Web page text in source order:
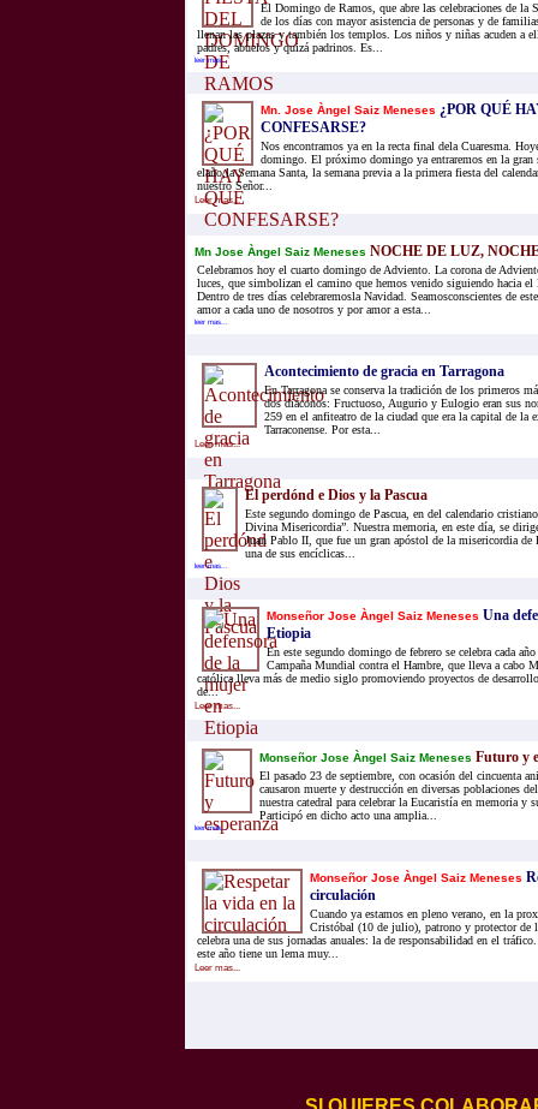
El Domingo de Ramos, que abre las celebraciones de la
de los días con mayor asistencia de personas y de
llenan las plazas y también los templos. Los niños y niñas acuden a
padres, abuelos y quizá padrinos. Es...
leer mas...
Mn. Jose Àngel Saiz Meneses ¿POR QUÉ
CONFESARSE?
Nos encontramos ya en la recta final dela Cuaresma.
domingo. El próximo domingo ya entraremos en la gran
elaño,la Semana Santa, la semana previa a la primera fiesta del
nuestro Señor...
Leer mas...
Mn Jose Àngel Saiz Meneses NOCHE DE LUZ,
Celebramos hoy el cuarto domingo de Adviento. La corona de
luces, que simbolizan el camino que hemos venido siguiendo hacia
Dentro de tres días celebraremosla Navidad. Seamosconscientes de
amor a cada uno de nosotros y por amor a esta...
leer mas...
Acontecimiento de gracia en Tarragona
En Tarragona se conserva la tradición de los primeros
dos diáconos: Fructuoso, Augurio y Eulogio eran sus
259 en el anfiteatro de la ciudad que era la capital de la
Tarraconense. Por esta...
Leer mas...
El perdónd e Dios y la Pascua
Este segundo domingo de Pascua, en del calendario
Divina Misericordia”. Nuestra memoria, en este día, se
Juan Pablo II, que fue un gran apóstol de la misericordia de
una de sus encíclicas...
leer mas...
Monseñor Jose Àngel Saiz Meneses Una
Etiopia
En este segundo domingo de febrero se celebra cada
Campaña Mundial contra el Hambre, que lleva a cabo
católica lleva más de medio siglo promoviendo proyectos de
de...
Leer mas...
Monseñor Jose Àngel Saiz Meneses Futuro y
El pasado 23 de septiembre, con ocasión del cincuenta
causaron muerte y destrucción en diversas poblaciones
nuestra catedral para celebrar la Eucaristía en memoria y
Participó en dicho acto una amplia...
leer mas...
Monseñor Jose Àngel Saiz Meneses
circulación
Cuando ya estamos en pleno verano, en la
Cristóbal (10 de julio), patrono y protector de
celebra una de sus jornadas anuales: la de responsabilidad en el
este año tiene un lema muy...
Leer mas...